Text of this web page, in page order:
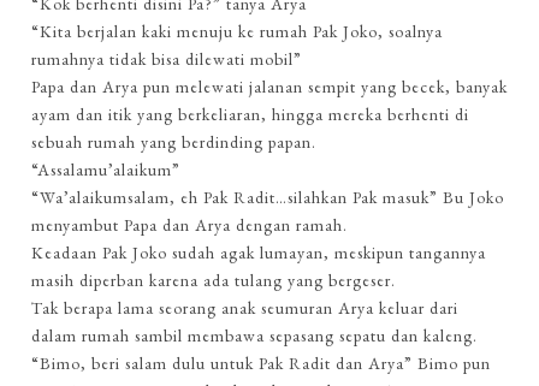
“Kita berjalan kaki menuju ke rumah Pak Joko, soalnya
rumahnya tidak bisa dilewati mobil”
Papa dan Arya pun melewati jalanan sempit yang becek, banyak
ayam dan itik yang berkeliaran, hingga mereka berhenti di
sebuah rumah yang berdinding papan.
“Assalamu’alaikum”
“Wa’alaikumsalam, eh Pak Radit…silahkan Pak masuk” Bu Joko
menyambut Papa dan Arya dengan ramah.
Keadaan Pak Joko sudah agak lumayan, meskipun tangannya
masih diperban karena ada tulang yang bergeser.
Tak berapa lama seorang anak seumuran Arya keluar dari
dalam rumah sambil membawa sepasang sepatu dan kaleng.
“Bimo, beri salam dulu untuk Pak Radit dan Arya” Bimo pun